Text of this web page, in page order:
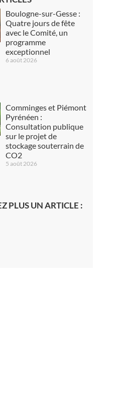
Boulogne-sur-Gesse :
Quatre jours de fête
avec le Comité, un
programme
exceptionnel
6 août 2026
Comminges et Piémont
Pyrénéen :
Consultation publique
sur le projet de
stockage souterrain de
CO2
5 août 2026
PLUS UN ARTICLE :